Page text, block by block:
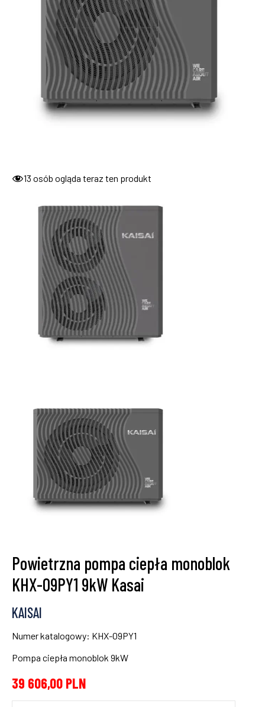
13 osób ogląda teraz ten produkt
Powietrzna pompa ciepła monoblok
KHX-09PY1 9kW Kasai
KAISAI
Numer katalogowy: KHX-09PY1
Pompa ciepła monoblok 9kW
39 606,00 PLN